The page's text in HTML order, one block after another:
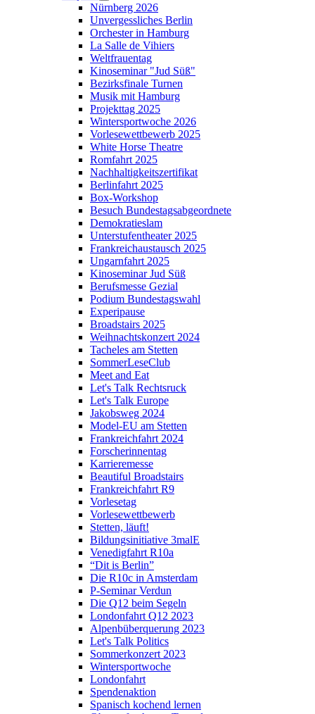
Nürnberg 2026
Unvergessliches Berlin
Orchester in Hamburg
La Salle de Vihiers
Weltfrauentag
Kinoseminar "Jud Süß"
Bezirksfinale Turnen
Musik mit Hamburg
Projekttag 2025
Wintersportwoche 2026
Vorlesewettbewerb 2025
White Horse Theatre
Romfahrt 2025
Nachhaltigkeitszertifikat
Berlinfahrt 2025
Box-Workshop
Besuch Bundestagsabgeordnete
Demokratieslam
Unterstufentheater 2025
Frankreichaustausch 2025
Ungarnfahrt 2025
Kinoseminar Jud Süß
Berufsmesse Gezial
Podium Bundestagswahl
Experipause
Broadstairs 2025
Weihnachtskonzert 2024
Tacheles am Stetten
SommerLeseClub
Meet and Eat
Let's Talk Rechtsruck
Let's Talk Europe
Jakobsweg 2024
Model-EU am Stetten
Frankreichfahrt 2024
Forscherinnentag
Karrieremesse
Beautiful Broadstairs
Frankreichfahrt R9
Vorlesetag
Vorlesewettbewerb
Stetten, läuft!
Bildungsinitiative 3malE
Venedigfahrt R10a
“Dit is Berlin”
Die R10c in Amsterdam
P-Seminar Verdun
Die Q12 beim Segeln
Londonfahrt Q12 2023
Alpenbüberquerung 2023
Let's Talk Politics
Sommerkonzert 2023
Wintersportwoche
Londonfahrt
Spendenaktion
Spanisch kochend lernen